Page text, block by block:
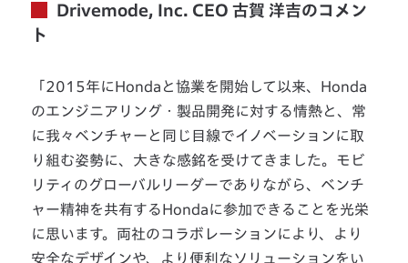
Drivemode, Inc. CEO 古賀 洋吉のコメン
ト
「2015年にHondaと協業を開始して以来、Honda
のエンジニアリング・製品開発に対する情熱と、常
に我々ベンチャーと同じ目線でイノベーションに取
り組む姿勢に、大きな感銘を受けてきました。モビ
リティのグローバルリーダーでありながら、ベンチ
ャー精神を共有するHondaに参加できることを光栄
に思います。両社のコラボレーションにより、より
安全なデザインや、より便利なソリューションをい